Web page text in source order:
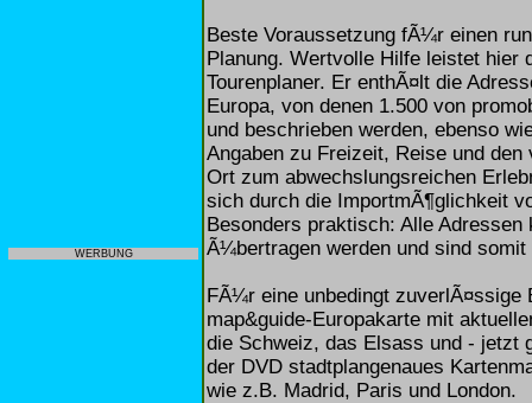
WERBUNG
Beste Voraussetzung fÃ¼r einen
Planung. Wertvolle Hilfe leistet hier
Tourenplaner. Er enthÃ¤lt die
Europa, von denen 1.500 von
und beschrieben werden, ebenso
Angaben zu Freizeit, Reise und
Ort zum abwechslungsreichen
sich durch die ImportmÃ¶glichkeit
Besonders praktisch: Alle
Ã¼bertragen werden und sind
FÃ¼r eine unbedingt zuverlÃ¤ssige
map&guide-Europakarte mit
die Schweiz, das Elsass und - jetzt
der DVD stadtplangenaues
wie z.B. Madrid, Paris und London.